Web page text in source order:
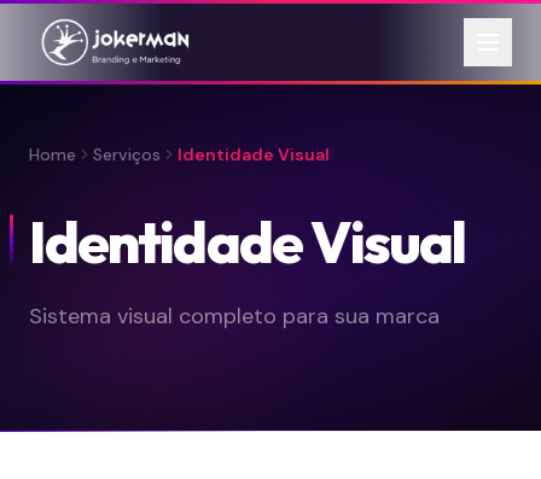
Home Serviços Identidade Visual
Identidade Visual
Sistema visual completo para sua marca